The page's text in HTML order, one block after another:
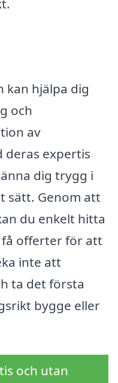
kan hjälpa dig
och
av
deras expertis
dig trygg i
sätt. Genom att
du enkelt hitta
få offerter för att
inte att
ta det första
bygge eller
och utan